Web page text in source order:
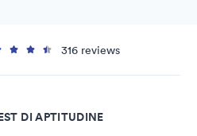
316 reviews
DI APTITUDINE